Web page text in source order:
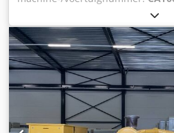
,
Toepassing: Bouw Leeggewicht:
Generatorvermogen: 220 kVA
133 x 181 cm CE-markering: ja
Land van productie: VK Neem
voor meer informatie. = Overige
Dcjdow Thn Uepfx Amkjk - Accu
Stalen dak - Tankwagen